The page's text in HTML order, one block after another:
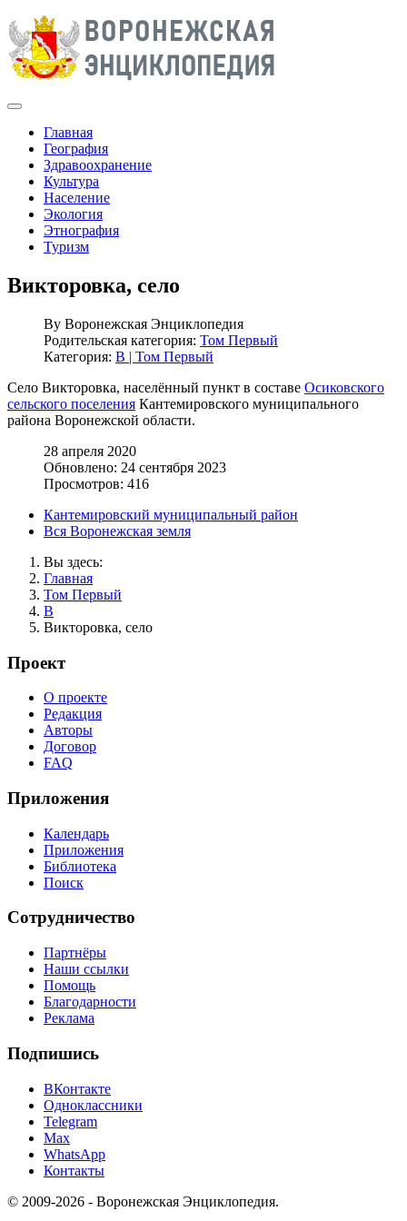
Главная
География
Здравоохранение
Культура
Население
Экология
Этнография
Туризм
Викторовка, село
By Воронежская Энциклопедия
Родительская категория: Том Первый
Категория: В | Том Первый
Село Викторовка, населённый пункт в составе Осиковского
сельского поселения Кантемировского муниципального
района Воронежской области.
28 апреля 2020
Обновлено: 24 сентября 2023
Просмотров: 416
Кантемировский муниципальный район
Вся Воронежская земля
Вы здесь:
Главная
Том Первый
В
Викторовка, село
Проект
О проекте
Редакция
Авторы
Договор
FAQ
Приложения
Календарь
Приложения
Библиотека
Поиск
Сотрудничество
Партнёры
Наши ссылки
Помощь
Благодарности
Реклама
Подпишись
ВКонтакте
Одноклассники
Telegram
Max
WhatsApp
Контакты
© 2009-2026 - Воронежская Энциклопедия.